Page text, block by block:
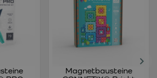
Magnetbausteine